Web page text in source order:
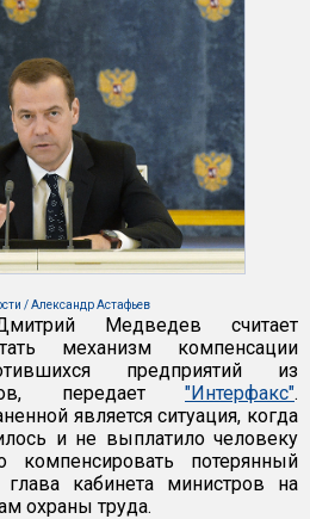
/ Александр Астафьев
Медведев считает
механизм компенсации
предприятий из
передает "Интерфакс".
является ситуация, когда
и не выплатило человеку
потерянный
кабинета министров на
охраны труда.